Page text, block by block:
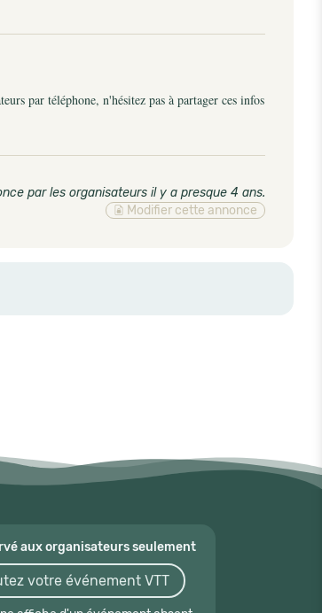
par téléphone, n'hésitez pas à partager ces infos
par les organisateurs il y a presque 4 ans.
Modifier cette annonce
aux organisateurs seulement
votre événement VTT